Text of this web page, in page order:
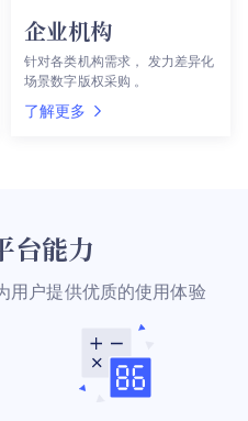
企业机构
针对各类机构需求
发力差异化
场景数字版权采购
了解更多
台能力
用户提供优质的使用体验